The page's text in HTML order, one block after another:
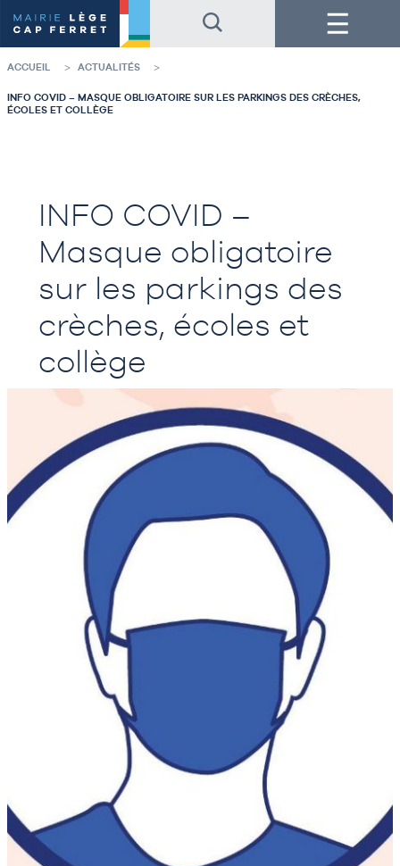
au
contenu
de
la
au
pied
de
page
Menu
ACCUEIL ACTUALITÉS
INFO COVID – MASQUE OBLIGATOIRE SUR LES PARKINGS DES CRÈCHES,
ÉCOLES ET COLLÈGE
INFO COVID –
Masque obligatoire
sur les parkings des
crèches, écoles et
collège